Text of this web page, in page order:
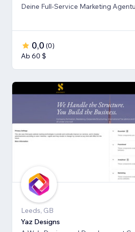
Deine Full-Service Marketing
0,0 (0)
Ab 60 $
Leeds, GB
Yaz Designs